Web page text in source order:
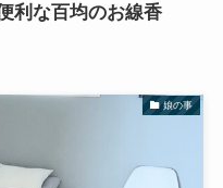
利な百均のお線香
娘の事